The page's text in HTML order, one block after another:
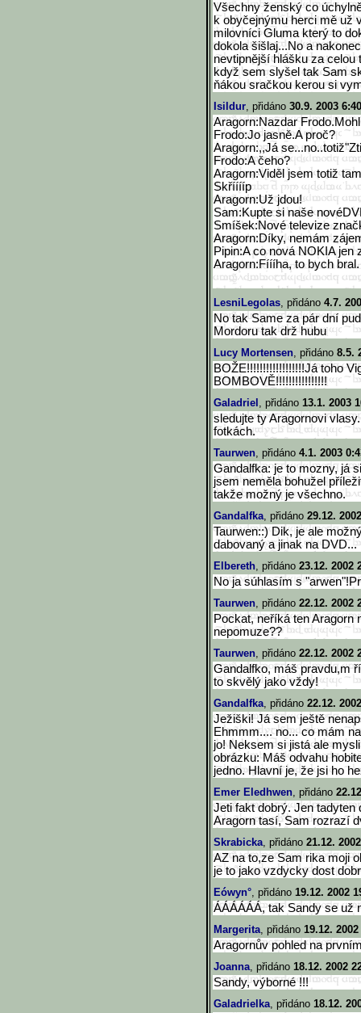
Všechny ženský co
k obyčejnýmu herci mě už
milovníci Gluma který to
dokola šišlaj...No a
nevtipnější hlášku za celou
když sem slyšel tak Sam
ňákou sračkou kerou si
Isildur, přidáno 30.9. 2003
Aragorn:Nazdar
Frodo:Jo jasně.A proč?
Aragorn:,,Já
Frodo:A čeho?
Aragorn:Viděl jsem totiž
Skřííííp
Aragorn:Už jdou!
Sam:Kupte si naše
Smíšek:Nové televize
Aragorn:Díky, nemám
Pipin:A co nová NOKIA jen
Aragorn:Fíííha, to bych bral.
LesniLegolas, přidáno 4.7.
No tak Same za pár dní
Mordoru tak drž hubu
Lucy Mortensen, přidáno 8.5.
BOŽE!!!!!!!!!!!!!!!!!!Já toho
BOMBOVĚ!!!!!!!!!!!!!!!!
Galadriel , přidáno 13.1. 2003
sledujte ty Aragornovi
fotkách.
Taurwen, přidáno 4.1. 2003
Gandalfka: je to mozny, já
jsem neměla bohužel
takže možný je všechno.
Gandalfka, přidáno 29.12.
Taurwen::) Dik, je ale
dabovaný a jinak na DVD...
Elbereth, přidáno 23.12. 2002
No ja súhlasím s
Taurwen, přidáno 22.12. 2002
Pockat, neříká ten Aragorn
nepomuze??
Taurwen, přidáno 22.12. 2002
Gandalfko, máš pravdu,m
to skvělý jako vždy!
Gandalfka, přidáno 22.12.
Ježiški! Já sem ještě
Ehmmm.... no... co mám
jo! Neksem si jistá ale
obrázku: Máš odvahu
jedno. Hlavní je, že jsi ho
Emer Eledhwen, přidáno
Jeti fakt dobrý. Jen
Aragorn tasí, Sam rozrazí
Skrabicka, přidáno 21.12.
AZ na to,ze Sam rika moji
je to jako vzdycky dost
Eówyn°, přidáno 19.12. 2002
ÁÁÁÁÁÁ, tak Sandy se už
Margerita, přidáno 19.12.
Aragornův pohled na
Joanna, přidáno 18.12. 2002
Sandy, výborné !!!
Galadrielka, přidáno 18.12.